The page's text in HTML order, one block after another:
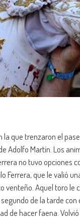
que trenzaron el
Adolfo Martín. Los
no tuvo opciones
Ferrera, que le valió
venteño. Aquel toro le
de la tarde
de hacer faena.